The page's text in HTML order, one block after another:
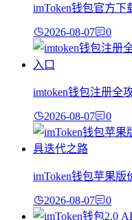
imToken钱包官方
2026-08-07 0
imtoken钱包注册全
2026-08-07 0
imToken钱包苹果
2026-08-07 0